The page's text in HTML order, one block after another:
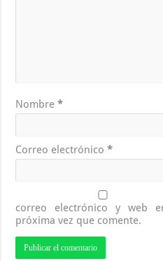
Nombre*
Correo electrónico*
correo electrónico y web
próxima vez que comente.